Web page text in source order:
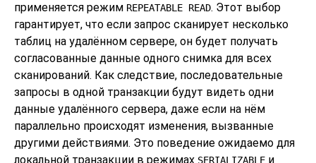
применяется режим REPEATABLE READ. Этот выбор
гарантирует, что если запрос сканирует несколько
таблиц на удалённом сервере, он будет получать
согласованные данные одного снимка для всех
сканирований. Как следствие, последовательные
запросы в одной транзакции будут видеть одни
данные удалённого сервера, даже если на нём
параллельно происходят изменения, вызванные
другими действиями. Это поведение ожидаемо для
локальной транзакции в режимах SERIALIZABLE и